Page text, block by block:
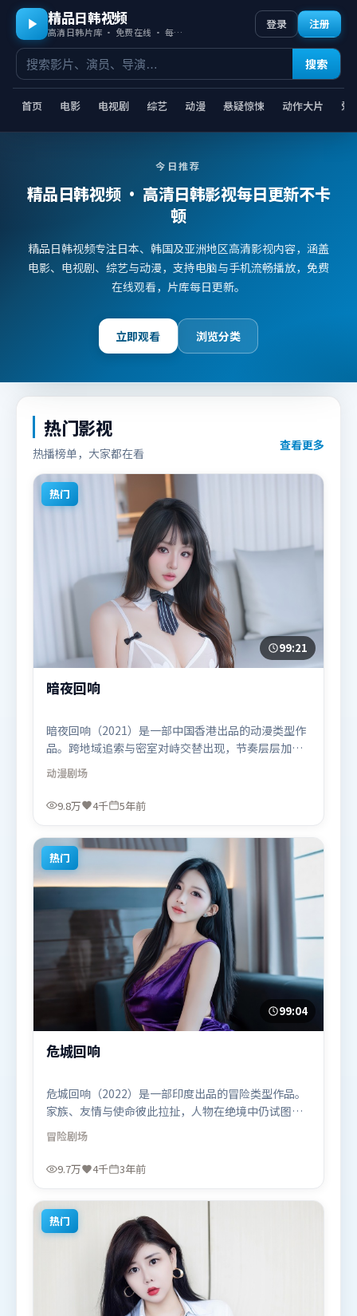
精品日韩视频
高清日韩片库 · 免费在线 · 每日更新
首页 电影 电视剧 综艺 动漫 悬疑惊悚 动作大片 爱
搜索
登录 注册
今日推荐
精品日韩视频· 高清日韩影视每日更新不卡
顿
精品日韩视频专注日本、韩国及亚洲地区高清影视内容，涵盖
电影、电视剧、综艺与动漫，支持电脑与手机流畅播放，免费
在线观看，片库每日更新。
立即观看 浏览分类
热门影视
热播榜单，大家都在看
查看更多
热门
99:21
暗夜回响
暗夜回响（2021）是一部中国香港出品的动漫类型作
品。跨地域追索与密室对峙交替出现，节奏层层加
码，张力持续上扬。类型元素被重新组合，既致敬经
典也尝试突破套路。由贾樟柯执导，易烊千玺、朱一
龙、杨紫，肖战、梁朝伟等联袂出演。影片于2021年
动漫题材的观众观看。
动漫剧场
9.8万 4千 5年前
热门
99:04
危城回响
危城回响（2022）是一部印度出品的冒险类型作品。
家族、友情与使命彼此拉扯，人物在绝境中仍试图守
住心中微光。群像刻画各有弧光，配角亦承担叙事推
进功能。由贾樟柯执导，宋康昊、迪皮卡·帕度柯
妮、杨紫，章子怡、全智贤、白宇等联袂出演。影片
合喜欢冒险题材的观众观看。
冒险剧场
9.7万 4千 3年前
热门